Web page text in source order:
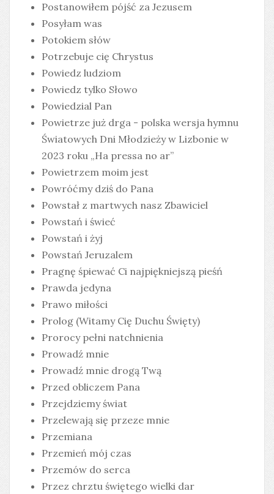
Postanowiłem pójść za Jezusem
Posyłam was
Potokiem słów
Potrzebuje cię Chrystus
Powiedz ludziom
Powiedz tylko Słowo
Powiedzial Pan
Powietrze już drga - polska wersja hymnu
Światowych Dni Młodzieży w Lizbonie w
2023 roku „Ha pressa no ar”
Powietrzem moim jest
Powróćmy dziś do Pana
Powstał z martwych nasz Zbawiciel
Powstań i świeć
Powstań i żyj
Powstań Jeruzalem
Pragnę śpiewać Ci najpiękniejszą pieśń
Prawda jedyna
Prawo miłości
Prolog (Witamy Cię Duchu Święty)
Prorocy pełni natchnienia
Prowadź mnie
Prowadź mnie drogą Twą
Przed obliczem Pana
Przejdziemy świat
Przelewają się przeze mnie
Przemiana
Przemień mój czas
Przemów do serca
Przez chrztu świętego wielki dar